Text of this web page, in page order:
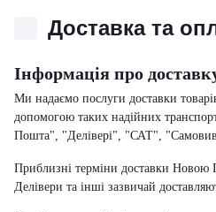
Доставка та
Інформація про
Ми надаємо послуги доставки
допомогою таких надійних
Пошта", "Делівері", "САТ",
Приблизні терміни доставки Новою
Делівери та інші зазвичай